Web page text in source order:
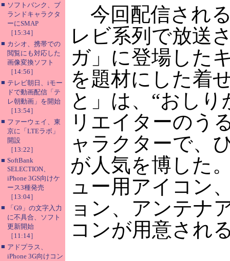
■ ソフトバンク、ブ
ランドキャラクタ
ーにSMAP
［15:34］
■ カシオ、携帯での
閲覧にも対応した
画像変換ソフト
［14:56］
■ テレビ朝日、iモー
ドで動画配信「テ
レ朝動画」を開始
［13:54］
■ ファーウェイ、東
京に「LTEラボ」
開設
［13:22］
■ SoftBank
SELECTION、
iPhone 3GS向けケ
ース3種発売
［13:04］
■
「G9」の文字入力
に不具合、ソフト
更新開始
［11:14］
■ アドプラス、
iPhone 3G向けコン
今回配信され
レビ系列で放送
ガ」に登場した
を題材にした着
と」は、“おし
リエイターのう
ャラクターで、
が人気を博した
ュー用アイコン
ョン、アンテナ
コンが用意され